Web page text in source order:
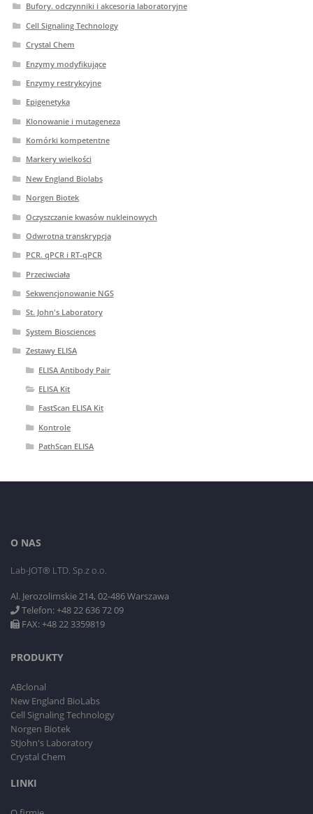
Bufory. odczynniki i akcesoria laboratoryjne
Cell Signaling Technology
Crystal Chem
Enzymy modyfikujące
Enzymy restrykcyjne
Epigenetyka
Klonowanie i mutageneza
Komórki kompetentne
Markery wielkości
New England Biolabs
Norgen Biotek
Oczyszczanie kwasów nukleinowych
Odwrotna transkrypcja
PCR. qPCR i RT-qPCR
Przeciwciała
Sekwencjonowanie NGS
St. John's Laboratory
System Biosciences
Zestawy ELISA
ELISA Antibody Pair
ELISA Kit
FastScan ELISA Kit
Kontrole
PathScan ELISA
O NAS
Lab-JOT® LTD. Sp.z o.o.
Al. Jerozolimskie 214, 02-486 Warszawa
Telefon: +48 22 636 72 09
FAX: +48 22 3359819
PRODUKTY
ABclonal
New England BioLabs
Cell Signaling Technology
Norgen Biotek
StJohn's Laboratory
Crystal Chem
LINKI